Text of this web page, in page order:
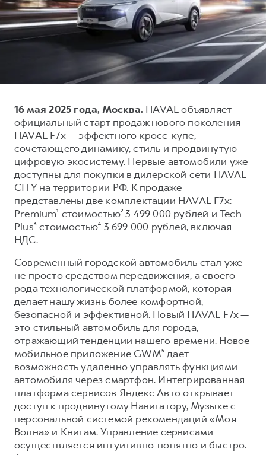
DARGO X
от 3 499 000 ₽
от 2 899 000 ₽
F7X
от 3 599 000 ₽
POER
от 3 449 000 ₽
Тест-драйв
Трейд-ин
КРЕДИТ И СТРАХОВАНИЕ
Страхование
Кредит
КОРПОРАТИВНЫМ КЛИЕНТАМ
Для малого бизнеса
Корпоративным клиентам
Крупным корпоративным клиентам
Система управления автопарком
Сервис для корпоративных клиентов
HAVAL Лизинг
АКСЕССУАРЫ HAVAL
Автомобильные аксессуары
Коллекция CITY
Коллекция Базовая
Коллекция Детская
СЕРВИСНОЕ ОБСЛУЖИВАНИЕ
Нулевое ТО
Программа «Помощь на дороге»
Регламенты технического обслуживания
ПОДДЕРЖКА
GWM Безопасность
Гарантия HAVAL
Мобильное приложение GWM
Программа «HAVAL Защита+»
Руководства по эксплуатации
Подписки
АКСЕССУАРЫ HAVAL
Автомобильные аксессуары
Коллекция CITY
Коллекция Базовая
Коллекция Детская
О дилере
Наша команда
16 мая 2025 года, Москва. HAVAL объявляет
официальный старт продаж нового поколения
HAVAL F7x — эффектного кросс-купе,
сочетающего динамику, стиль и продвинутую
цифровую экосистему. Первые автомобили уже
доступны для покупки в дилерской сети HAVAL
CITY на территории РФ. К продаже
представлены две комплектации HAVAL F7x:
Premium¹ стоимостью² 3 499 000 рублей и Tech
Plus³ стоимостью⁴ 3 699 000 рублей, включая
НДС.
Современный городской автомобиль стал уже
не просто средством передвижения, а своего
рода технологической платформой, которая
делает нашу жизнь более комфортной,
безопасной и эффективной. Новый HAVAL F7x —
это стильный автомобиль для города,
отражающий тенденции нашего времени. Новое
мобильное приложение GWM⁵ дает
возможность удаленно управлять функциями
автомобиля через смартфон. Интегрированная
платформа сервисов Яндекс Авто открывает
доступ к продвинутому Навигатору, Музыке с
персональной системой рекомендаций «Моя
Волна» и Книгам. Управление сервисами
осуществляется интуитивно-понятно и быстро.